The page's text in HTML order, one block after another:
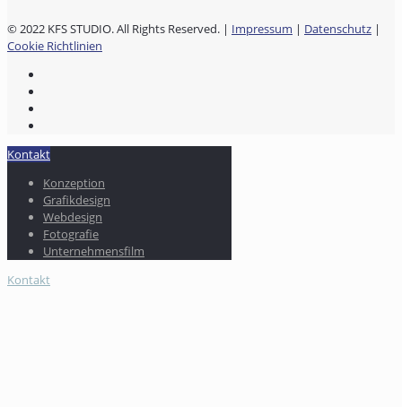
© 2022 KFS STUDIO. All Rights Reserved. | Impressum | Datenschutz |
Cookie Richtlinien
Kontakt
Konzeption
Grafikdesign
Webdesign
Fotografie
Unternehmensfilm
Kontakt